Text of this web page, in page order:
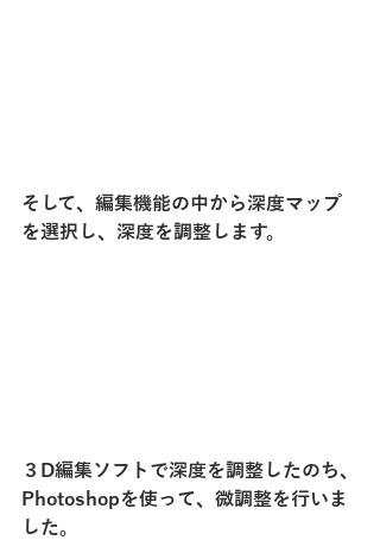
そして、編集機能の中から深度マップ
を選択し、深度を調整します。
３D編集ソフトで深度を調整したのち、
Photoshopを使って、微調整を行いま
した。